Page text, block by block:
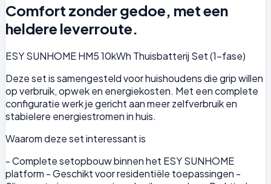
Comfort zonder gedoe, met een
heldere leverroute.
ESY SUNHOME HM5 10kWh Thuisbatterij Set (1-fase)
Deze set is samengesteld voor huishoudens die grip willen
op verbruik, opwek en energiekosten. Met een complete
configuratie werk je gericht aan meer zelfverbruik en
stabielere energiestromen in huis.
Waarom deze set interessant is
- Complete setopbouw binnen het ESY SUNHOME
platform - Geschikt voor residentiële toepassingen -